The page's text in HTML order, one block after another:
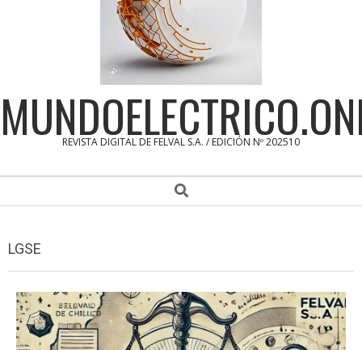
REVISTA DIGITAL DE FELVAL S.A. / EDICIÓN Nº 202510
Search
LGSE